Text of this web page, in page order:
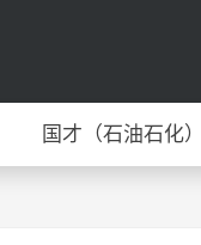
国才（石油石化）